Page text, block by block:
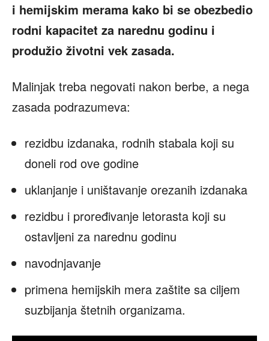
i hemijskim merama kako bi se obezbedio
rodni kapacitet za narednu godinu i
produžio životni vek zasada.
Malinjak treba negovati nakon berbe, a nega
zasada podrazumeva:
rezidbu izdanaka, rodnih stabala koji su
doneli rod ove godine
uklanjanje i uništavanje orezanih izdanaka
rezidbu i proređivanje letorasta koji su
ostavljeni za narednu godinu
navodnjavanje
primena hemijskih mera zaštite sa ciljem
suzbijanja štetnih organizama.